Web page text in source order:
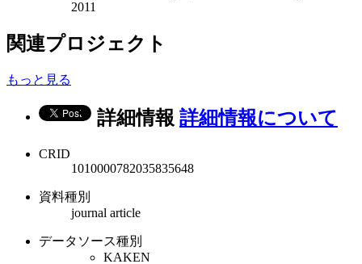
2011
関連プロジェクト
もっと見る
詳細情報 詳細情報について
CRID
1010000782035835648
資料種別
journal article
データソース種別
KAKEN